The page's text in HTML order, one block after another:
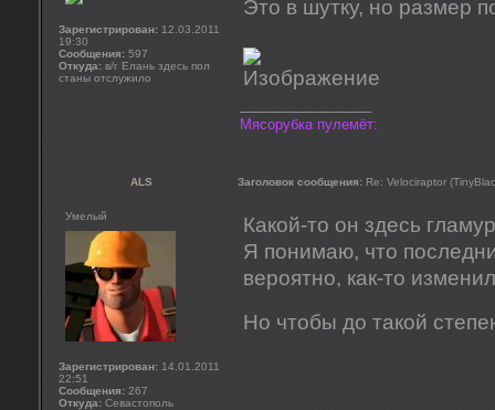
Зарегистрирован: 12.03.2011
19:30
Сообщения: 597
Откуда: в/г Елань здесь пол
станы отслужило
Это в шутку, но размер
Мясорубка пулемёт:
ALS Заголовок сообщения: Re: Velociraptor
Умелый
Зарегистрирован: 14.01.2011
22:51
Сообщения: 267
Откуда: Севастополь
Какой-то он здесь
Я понимаю, что
вероятно, как-то
Но чтобы до такой